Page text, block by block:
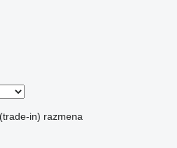
in) razmena